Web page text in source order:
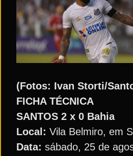
(Fotos: Ivan Storti/
FICHA TÉCNICA
SANTOS 2 x 0 Bahia
Local: Vila Belmiro, em
Data: sábado, 25 de